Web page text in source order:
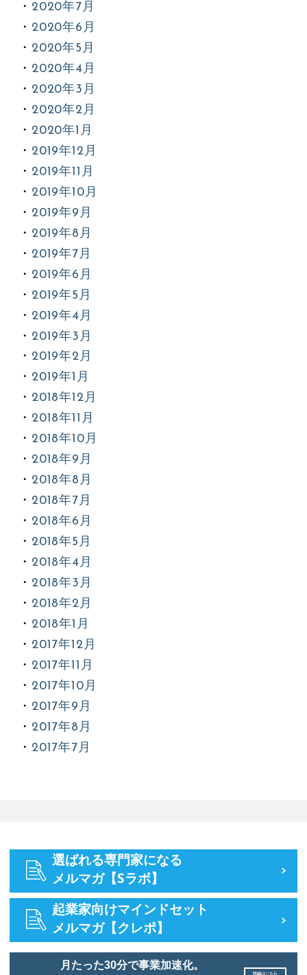
2020年7月
2020年6月
2020年5月
2020年4月
2020年3月
2020年2月
2020年1月
2019年12月
2019年11月
2019年10月
2019年9月
2019年8月
2019年7月
2019年6月
2019年5月
2019年4月
2019年3月
2019年2月
2019年1月
2018年12月
2018年11月
2018年10月
2018年9月
2018年8月
2018年7月
2018年6月
2018年5月
2018年4月
2018年3月
2018年2月
2018年1月
2017年12月
2017年11月
2017年10月
2017年9月
2017年8月
2017年7月
選ばれる専門家になる
メルマガ【Sラボ】
起業家向けマインドセット
メルマガ【クレポ】
月たった30分で事業加速化。
詳細はこちら